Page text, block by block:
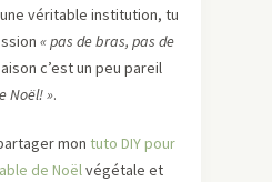
véritable institution, tu
« pas de bras, pas de
c’est un peu pareil
Noël! ».
mon tuto DIY pour
de Noëlvégétale et